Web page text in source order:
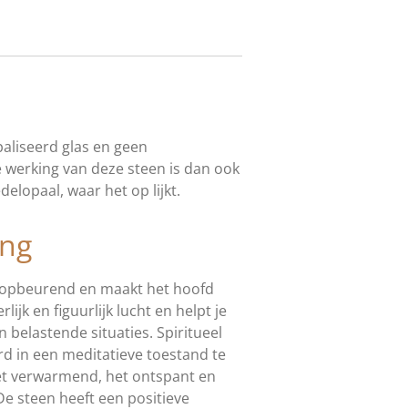
glas en geen
van deze steen is dan ook
waar het op lijkt.
en maakt het hoofd
en figuurlijk lucht en helpt je
belastende situaties. Spiritueel
in een meditatieve toestand te
verwarmend, het ontspant en
steen heeft een positieve